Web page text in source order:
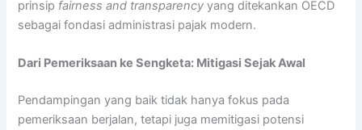
prinsip fairness and transparency yang ditekankan OECD
sebagai fondasi administrasi pajak modern.
Dari Pemeriksaan ke Sengketa: Mitigasi Sejak Awal
Pendampingan yang baik tidak hanya fokus pada
pemeriksaan berjalan, tetapi juga memitigasi potensi